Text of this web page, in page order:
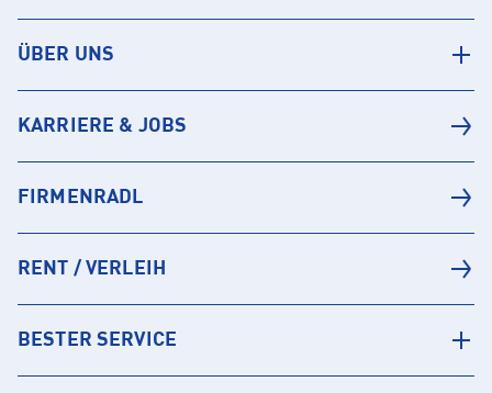
ÜBER UNS
KARRIERE & JOBS
FIRMENRADL
RENT / VERLEIH
BESTER SERVICE